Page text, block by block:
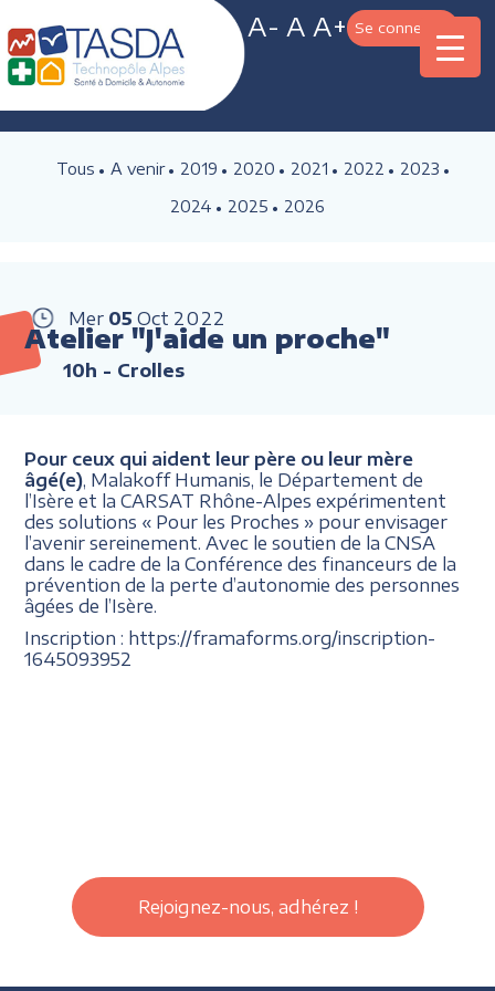
A- A A+ Se connecter
Tous A venir 2019 2020 2021 2022
2023
2024
2025 2026
Mer 05 Oct 2022
Atelier "J'aide un proche"
10h - Crolles
Pour ceux qui aident leur père ou leur mère
âgé(e) , Malakoff Humanis, le Département de
l’Isère et la CARSAT Rhône-Alpes expérimentent
des solutions « Pour les Proches » pour envisager
l’avenir sereinement. Avec le soutien de la CNSA
dans le cadre de la Conférence des financeurs de la
prévention de la perte d’autonomie des personnes
âgées de l’Isère.
Inscription : https://framaforms.org/inscription-
1645093952
Rejoignez-nous, adhérez !